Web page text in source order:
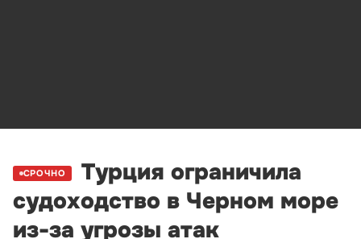
СРОЧНО
Турция ограничила
судоходство в Черном море
из-за угрозы атак